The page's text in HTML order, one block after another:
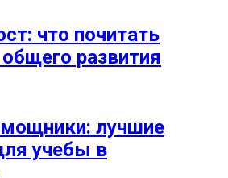
что почитать
развития
лучшие
учебы в